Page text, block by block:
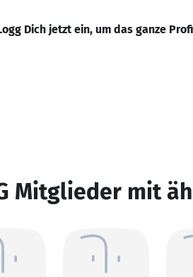
Dich jetzt ein, um das ganze
Mitglieder mit